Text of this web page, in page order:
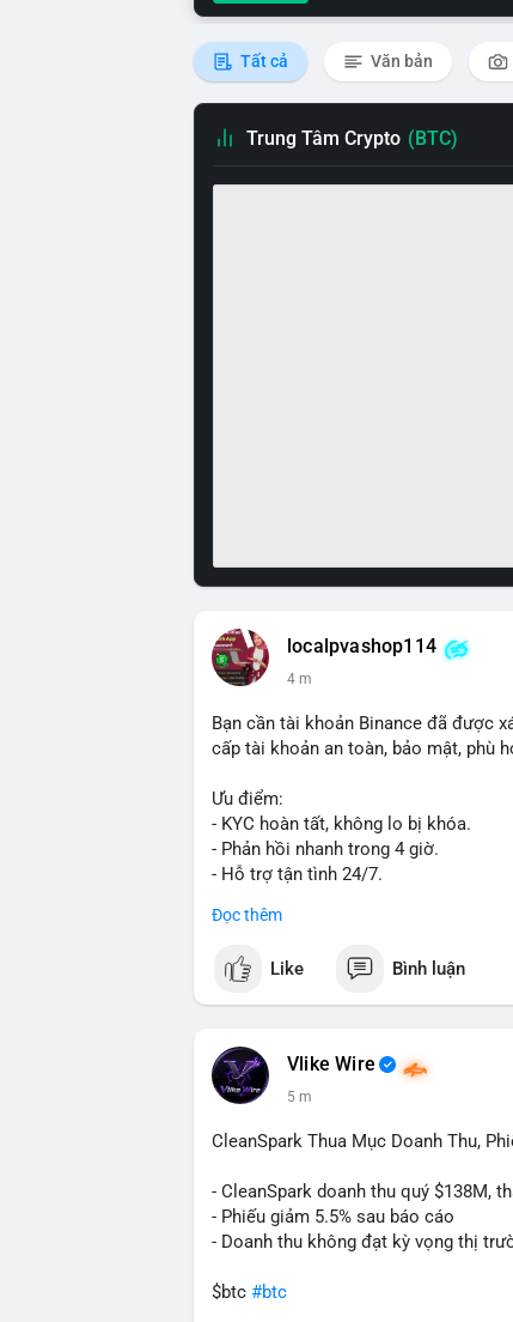
Tất cả Văn bản
Trung Tâm Crypto (BTC)
localpvashop114
4 m
Bạn cần tài khoản Binance đã được
cấp tài khoản an toàn, bảo mật, phù
Ưu điểm:
- KYC hoàn tất, không lo bị khóa.
- Phản hồi nhanh trong 4 giờ.
- Hỗ trợ tận tình 24/7.
Liên hệ ngay để được tư vấn:
✈️ Telegram: @localpvashop
Đọc thêm
Like Bình luận
Vlike Wire
5 m
CleanSpark Thua Mục Doanh Thu,
- CleanSpark doanh thu quý $138M,
- Phiếu giảm 5.5% sau báo cáo
- Doanh thu không đạt kỳ vọng thị
$btc #btc